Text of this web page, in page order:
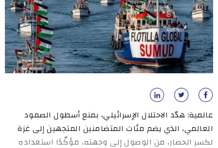
عالمية: هدّد الاحتلال الإسرائيلي، بمنع أسطول الصمود
العالمي، الذي يضم مئات المتضامنين المتجهين إلى غزة
لكسر الحصار، من الوصول إلى وجهته، مؤكّدًا استعداده